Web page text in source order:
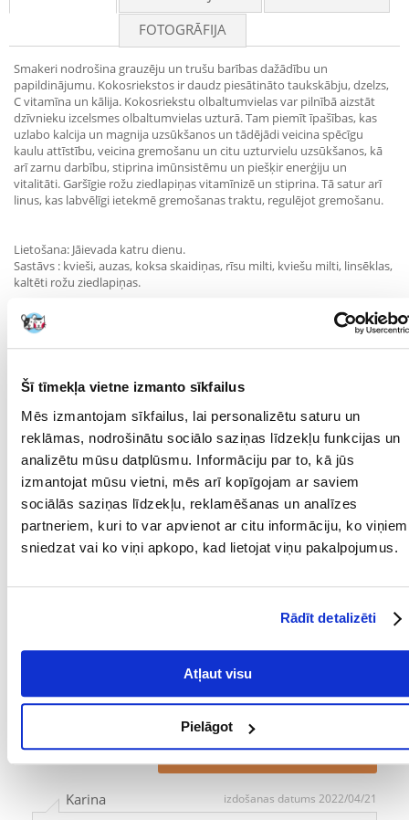
Šī tīmekļa vietne izmanto sīkfailus
Mēs izmantojam sīkfailus, lai personalizētu saturu un
reklāmas, nodrošinātu sociālo saziņas līdzekļu funkcijas un
analizētu mūsu datplūsmu. Informāciju par to, kā jūs
izmantojat mūsu vietni, mēs arī kopīgojam ar saviem
sociālās saziņas līdzekļu, reklamēšanas un analīzes
partneriem, kuri to var apvienot ar citu informāciju, ko viņiem
sniedzat vai ko viņi apkopo, kad lietojat viņu pakalpojumus.
Rādīt detalizēti
Atļaut visu
Pielāgot
FOTOGRĀFIJA
Smakeri nodrošina grauzēju un trušu barības dažādību un
papildinājumu. Kokosriekstos ir daudz piesātināto taukskābju, dzelzs,
C vitamīna un kālija. Kokosriekstu olbaltumvielas var pilnībā aizstāt
dzīvnieku izcelsmes olbaltumvielas uzturā. Tam piemīt īpašības, kas
uzlabo kalcija un magnija uzsūkšanos un tādējādi veicina spēcīgu
kaulu attīstību, veicina gremošanu un citu uzturvielu uzsūkšanos, kā
arī zarnu darbību, stiprina imūnsistēmu un piešķir enerģiju un
vitalitāti. Garšīgie rožu ziedlapiņas vitamīnizē un stiprina. Tā satur arī
linus, kas labvēlīgi ietekmē gremošanas traktu, regulējot gremošanu.
Lietošana: Jāievada katru dienu.
Sastāvs : kvieši, auzas, koksa skaidiņas, rīsu milti, kviešu milti, linsēklas,
kaltēti rožu ziedlapiņas.
Analītisko komponentu saturs
jēlproteīns % (min) : 11
jēlšķiedra % (max) : 6
jēlpelni % (max) : 5
mitrums % (maks.) : 12
Parametri
PAPILDU IEGUVUMI
VESELĪBAI:
Vitamīnu piegāde
SUGA: Vālīte
var dot tai vērtējumu. Ar zvaigznītēm norādītais vērtējums ir
publicēsim gan pozitīvus, gan negatīvus vērtējumus.
UZRAKSTĪT ATSAUKSMI
Karina izdošanas datums 2022/04/21